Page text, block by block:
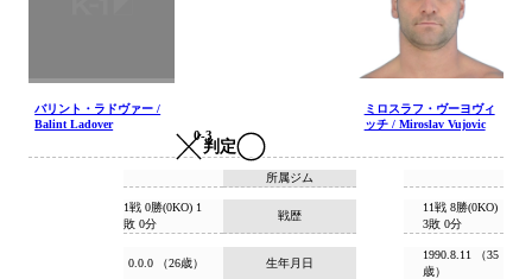
バリント・ラドヴァー /
Balint Ladover
判定
0-3
ミロスラフ・ヴーヨヴィ
ッチ / Miroslav Vujovic
所属ジム
戦歴
1戦 0勝(0KO) 1
敗 0分
11戦 8勝(0KO)
3敗 0分
生年月日
0.0.0 （26歳）
1990.8.11 （35
歳）